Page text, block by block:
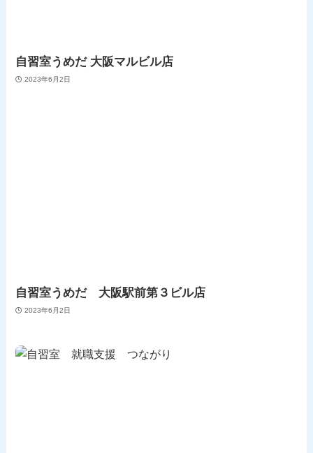
自習室うめだ 大阪マルビル店
2023年6月2日
自習室うめだ 大阪駅前第３ビル店
2023年6月2日